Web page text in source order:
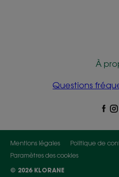
À
Questions
Mentions légales
Politique de
Paramètres des cookies
© 2026 KLORANE